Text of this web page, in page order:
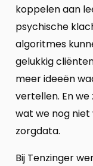
koppelen aan
psychische
algoritmes
gelukkig
meer ideeën
vertellen. En
wat we nog
zorgdata.
Bij Tenzinger